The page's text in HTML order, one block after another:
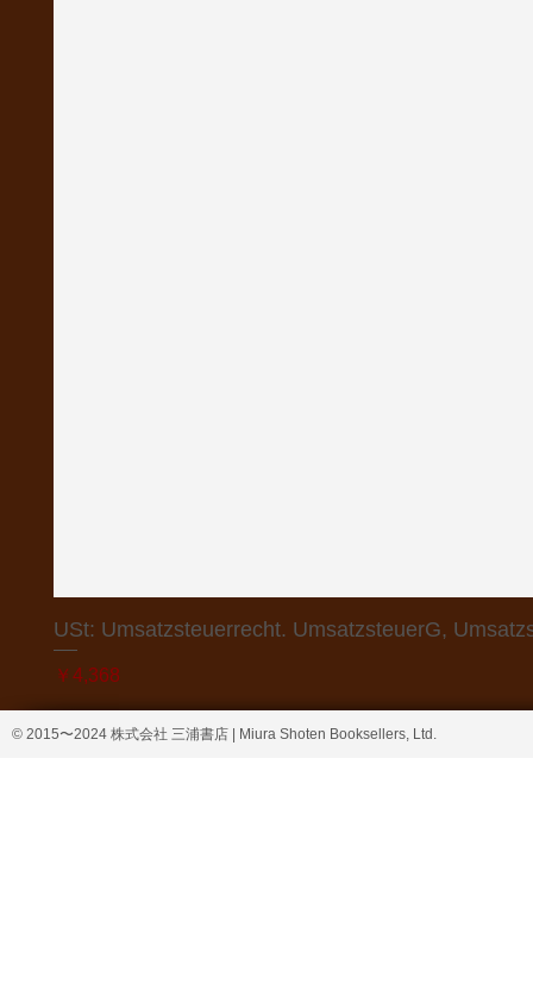
USt: Umsatzsteuerrecht. UmsatzsteuerG,
価格
￥4,368
© 2015〜2024 株式会社 三浦書店 | Miura Shoten Booksellers, Ltd.